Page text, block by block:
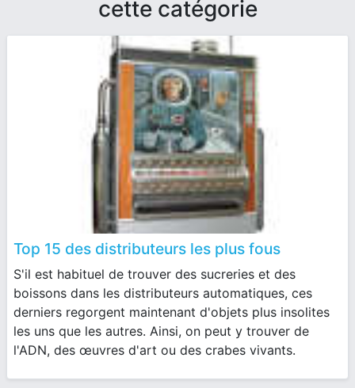
cette catégorie
Top 15 des distributeurs les plus fous
S'il est habituel de trouver des sucreries et des
boissons dans les distributeurs automatiques, ces
derniers regorgent maintenant d'objets plus insolites
les uns que les autres. Ainsi, on peut y trouver de
l'ADN, des œuvres d'art ou des crabes vivants.